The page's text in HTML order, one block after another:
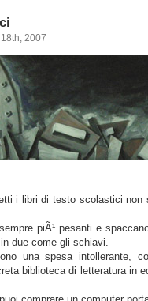
2007
i libri di testo scolastici non
piÃ¹ pesanti e
due come gli schiavi.
una spesa intollerante,
biblioteca di letteratura in